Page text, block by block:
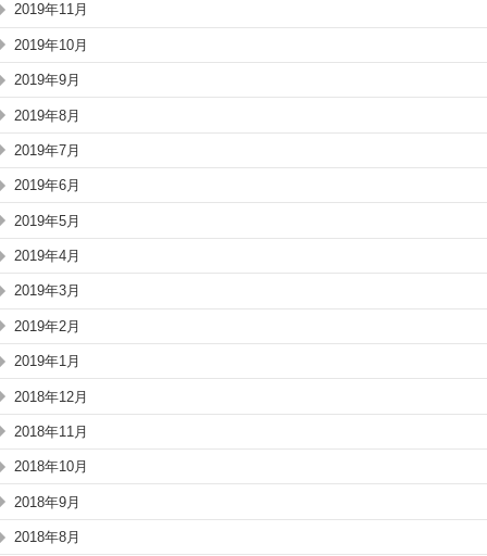
2019年11月
2019年10月
2019年9月
2019年8月
2019年7月
2019年6月
2019年5月
2019年4月
2019年3月
2019年2月
2019年1月
2018年12月
2018年11月
2018年10月
2018年9月
2018年8月